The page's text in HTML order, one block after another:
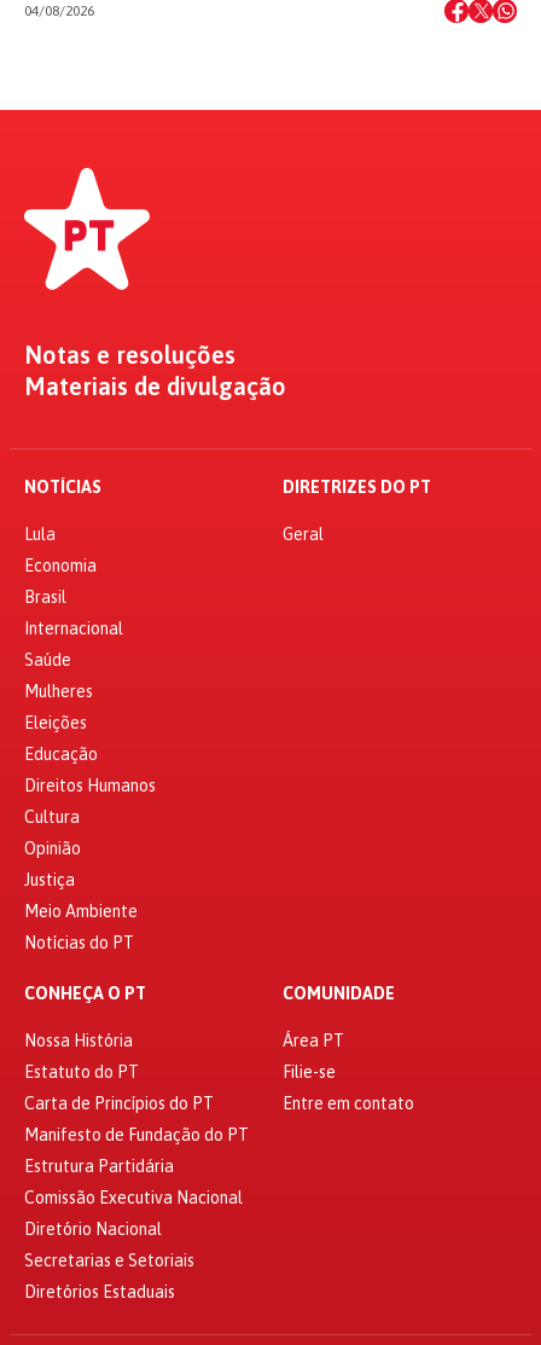
04/08/2026
Notas e resoluções
Materiais de divulgação
NOTÍCIAS
Lula
Economia
Brasil
Internacional
Saúde
Mulheres
Eleições
Educação
Direitos Humanos
Cultura
Opinião
Justiça
Meio Ambiente
Notícias do PT
DIRETRIZES DO PT
Geral
CONHEÇA O PT
Nossa História
Estatuto do PT
Carta de Princípios do PT
Manifesto de Fundação do PT
Estrutura Partidária
Comissão Executiva Nacional
Diretório Nacional
Secretarias e Setoriais
Diretórios Estaduais
COMUNIDADE
Área PT
Filie-se
Entre em contato